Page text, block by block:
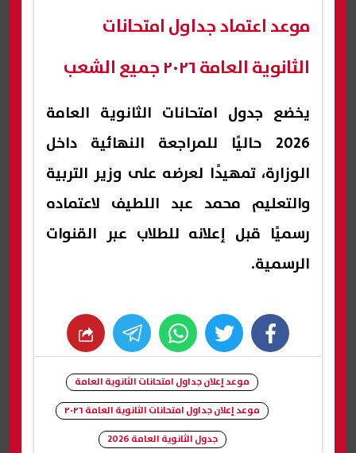
موعد اعتماد جداول امتحانات
الثانوية العامة ٢٠٢٦ جميع الشعب
يخضع جدول امتحانات الثانوية العامة
2026 حاليًا للمراجعة النهائية داخل
الوزارة، تمهيدًا لعرضه على وزير التربية
والتعليم محمد عبد اللطيف لاعتماده
رسميًا قبل إعلانه للطلاب عبر القنوات
الرسمية.
facebook
twitter
whats
موعد إعلان جداول امتحانات الثانوية العامة
موعد إعلان جداول امتحانات الثانوية العامة ٢٠٢٦
جدول الثانوية العامة 2026